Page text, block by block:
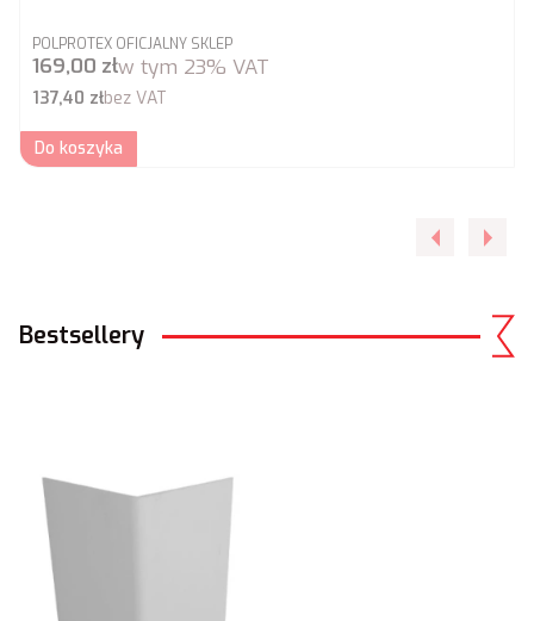
PRODUCENT
POLPROTEX OFICJALNY SKLEP
Cena brutto
169,00 złw tym 23% VAT
Cena netto
137,40 złbez VAT
Do koszyka
Bestsellery